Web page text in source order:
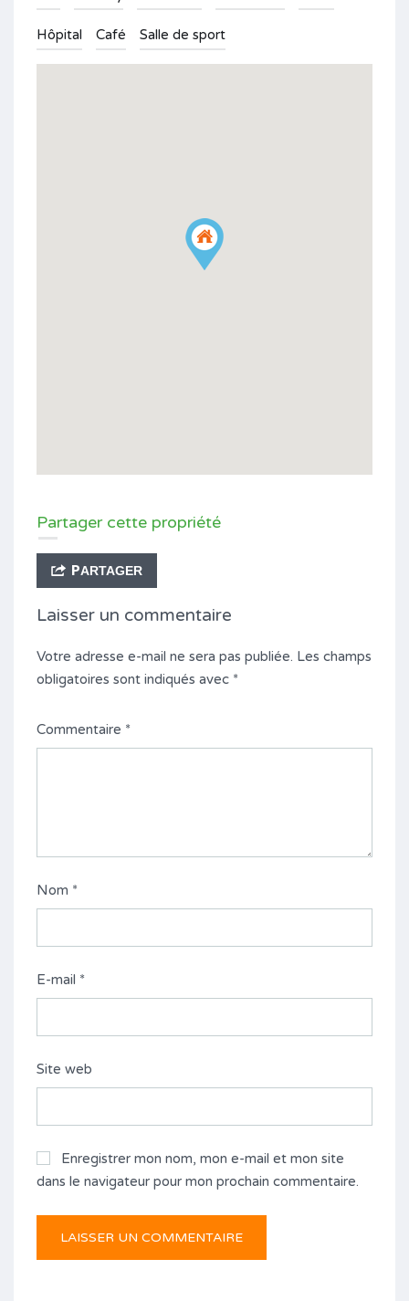
Hôpital Café Salle de sport
Partager cette propriété
PARTAGER
Laisser un commentaire
Votre adresse e-mail ne sera pas publiée. Les champs
obligatoires sont indiqués avec *
Commentaire *
Nom *
E-mail *
Site web
Enregistrer mon nom, mon e-mail et mon site
dans le navigateur pour mon prochain commentaire.